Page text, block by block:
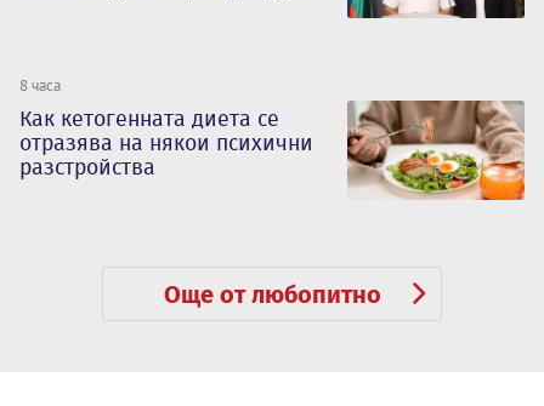
8 часа
Как кетогенната диета се
отразява на някои психични
разстройства
Още от любопитно